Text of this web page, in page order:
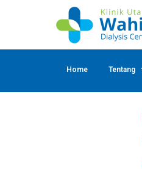
Home Tentang